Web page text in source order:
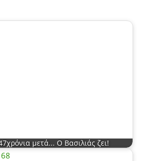
μετά... Ο Βασιλιάς ζει!